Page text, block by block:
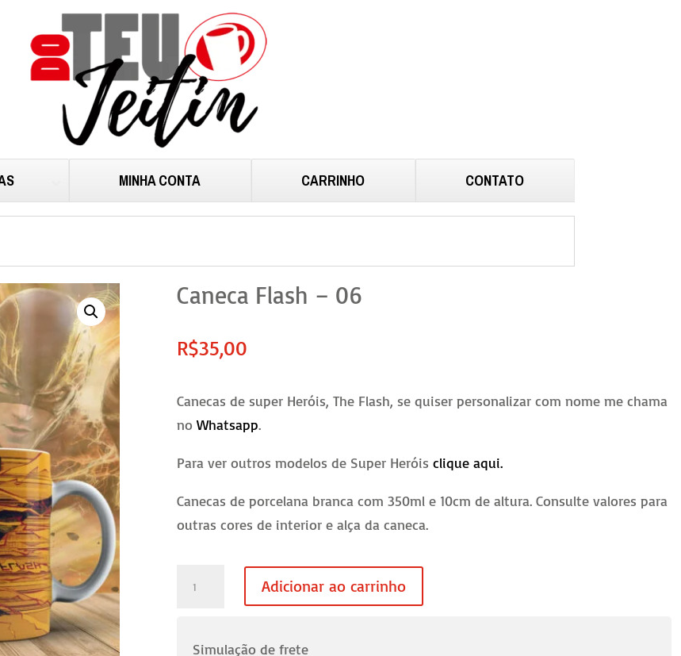
MINHA CONTA CARRINHO CONTATO
Caneca Flash – 06
R$35,00
Canecas de super Heróis, The Flash, se quiser personalizar com nome me chama
noWhatsapp.
Para ver outros modelos de Super Heróisclique aqui.
Canecas de porcelana branca com 350ml e 10cm de altura. Consulte valores para
outras cores de interior e alça da caneca.
Adicionar ao carrinho
Simulação de frete